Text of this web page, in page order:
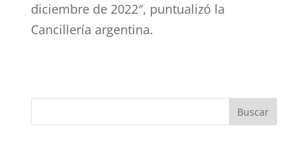
diciembre de 2022″, puntualizó la
Cancillería argentina.